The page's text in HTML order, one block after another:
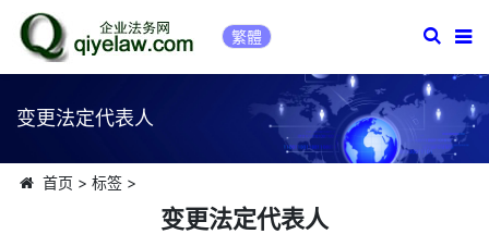
繁體
变更法定代表人
首页 > 标签>
变更法定代表人